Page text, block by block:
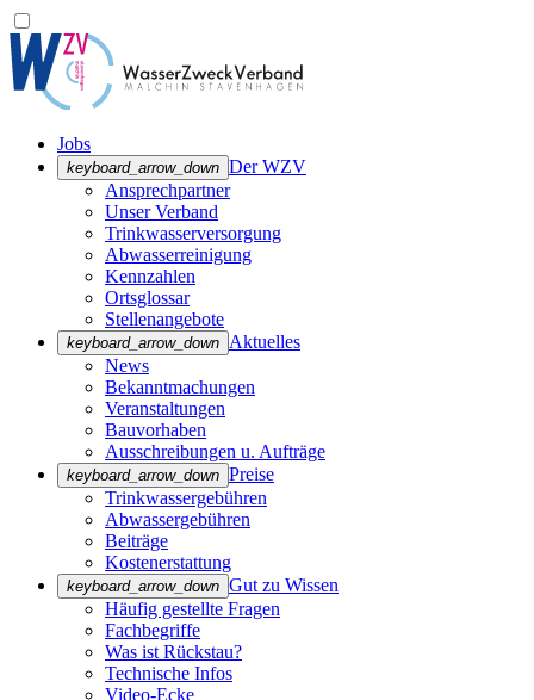
Jobs
keyboard_arrow_down Der WZV
Ansprechpartner
Unser Verband
Trinkwasser­versorgung
Abwasserreinigung
Kennzahlen
Ortsglossar
Stellenangebote
keyboard_arrow_down Aktuelles
News
Bekanntmachungen
Veranstaltungen
Bauvorhaben
Ausschreibungen u. Aufträge
keyboard_arrow_down Preise
Trinkwassergebühren
Abwassergebühren
Beiträge
Kostenerstattung
keyboard_arrow_down Gut zu Wissen
Häufig gestellte Fragen
Fachbegriffe
Was ist Rückstau?
Technische Infos
Video-Ecke